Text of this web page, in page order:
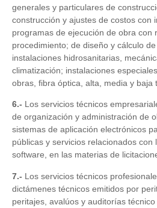
generales y particulares de
construcción y ajustes de costos con
programas de ejecución de obra con
procedimiento; de diseño y cálculo
instalaciones hidrosanitarias,
climatización; instalaciones
obras, fibra óptica, alta, media y baja
6.- Los servicios técnicos
de organización y administración de
sistemas de aplicación electrónicos
públicas y servicios relacionados
software, en las materias de
7.- Los servicios técnicos
dictámenes técnicos emitidos por
peritajes, avalúos y auditorías